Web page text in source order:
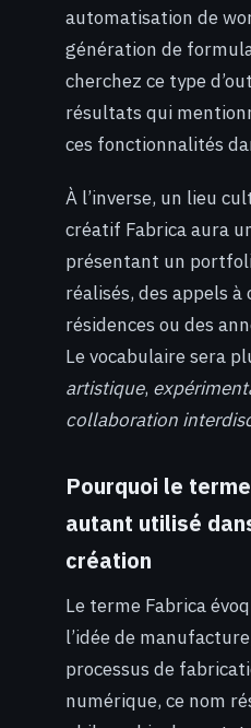
automatisation de
génération de
cherchez ce type
résultats qui
ces fonctionnalités
À l’inverse, un lieu
créatif Fabrica aura
présentant un
réalisés, des appels
résidences ou des
Le vocabulaire sera
artistique,
collaboration
Pourquoi le
autant utilisé
création
Le terme Fabrica
l’idée de
processus de
numérique, ce nom